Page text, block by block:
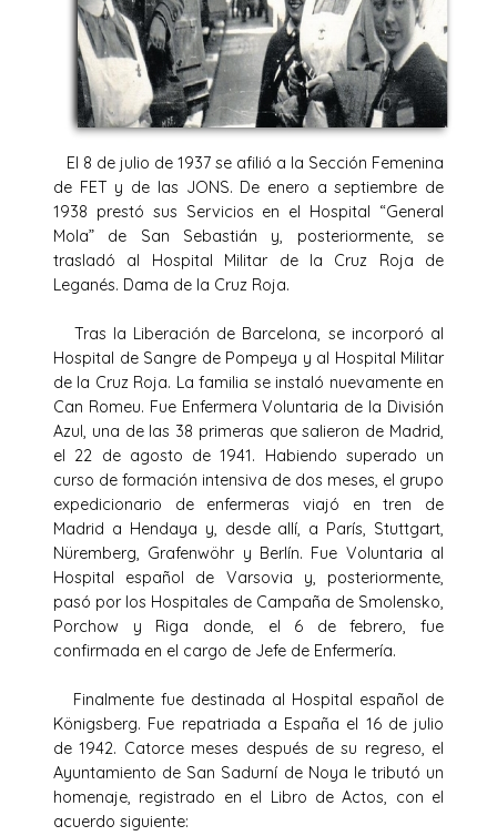
El 8 de julio de 1937 se afilió a la Sección Femenina
de FET y de las JONS. De enero a septiembre de
1938 prestó sus Servicios en el Hospital “General
Mola” de San Sebastián y, posteriormente, se
trasladó al Hospital Militar de la Cruz Roja de
Leganés. Dama de la Cruz Roja.
Tras la Liberación de Barcelona, se incorporó al
Hospital de Sangre de Pompeya y al Hospital Militar
de la Cruz Roja. La familia se instaló nuevamente en
Can Romeu. Fue Enfermera Voluntaria de la División
Azul, una de las 38 primeras que salieron de Madrid,
el 22 de agosto de 1941. Habiendo superado un
curso de formación intensiva de dos meses, el grupo
expedicionario de enfermeras viajó en tren de
Madrid a Hendaya y, desde allí, a París, Stuttgart,
Nüremberg, Grafenwöhr y Berlín. Fue Voluntaria al
Hospital español de Varsovia y, posteriormente,
pasó por los Hospitales de Campaña de Smolensko,
Porchow y Riga donde, el 6 de febrero, fue
confirmada en el cargo de Jefe de Enfermería.
Finalmente fue destinada al Hospital español de
Königsberg. Fue repatriada a España el 16 de julio
de 1942. Catorce meses después de su regreso, el
Ayuntamiento de San Sadurní de Noya le tributó un
homenaje, registrado en el Libro de Actos, con el
acuerdo siguiente: